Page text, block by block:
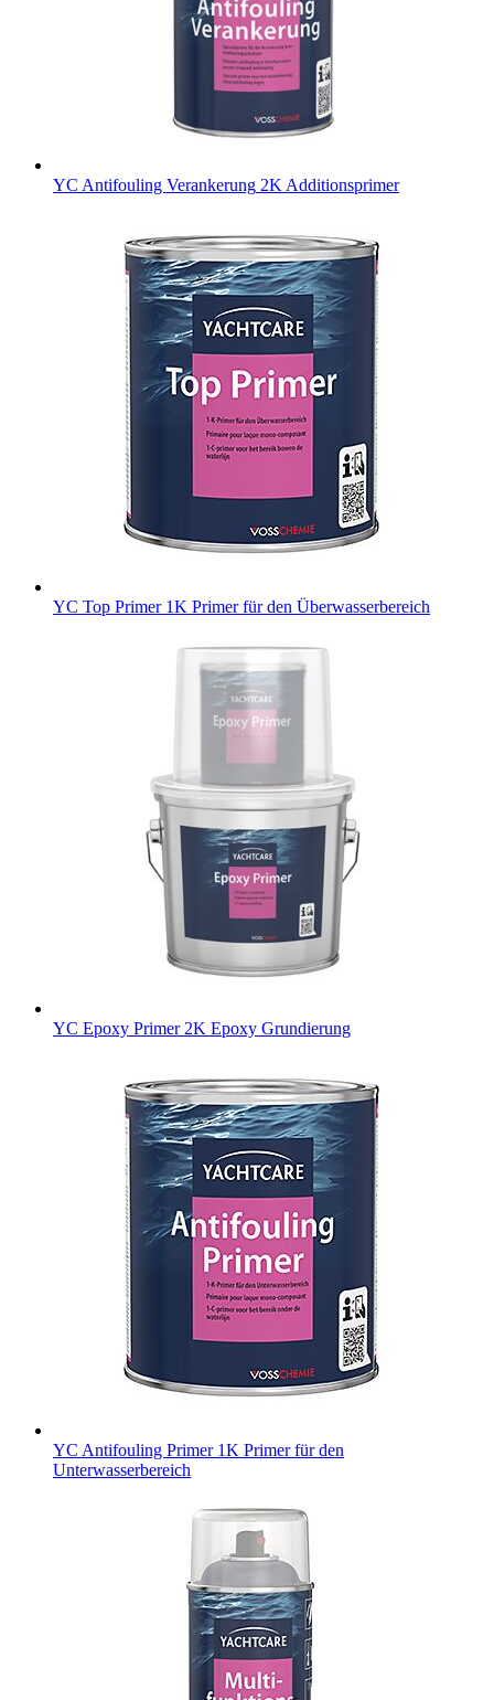
YC Antifouling Verankerung 2K Additionsprimer
YC Top Primer 1K Primer für den Überwasserbereich
YC Epoxy Primer 2K Epoxy Grundierung
YC Antifouling Primer 1K Primer für den
Unterwasserbereich